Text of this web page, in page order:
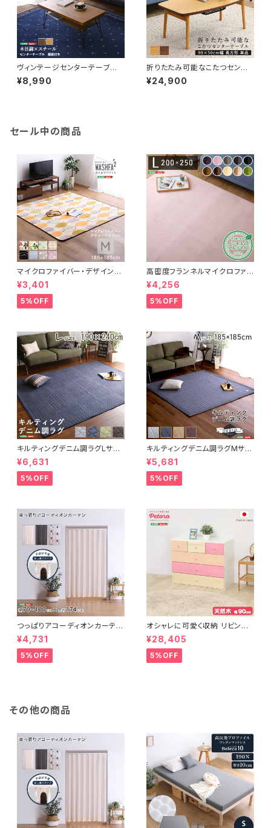
ヴィンテージセンターテーブ
ル 【loin-ロワン-】 VCE-80
¥8,990
折りたたみ可能なこたつセンタ
ーテーブル 90×50cm幅 長方
形 単品【Elma-エルマ-】 SH-
¥24,900
セール中の商品
マイクロファイバー・デザインラ
グマットMサイズ（185×185cm）
洗えるラグマット 【WASHFA2】
FRG-D2-M
¥3,401
5%OFF
高密度フランネルマイクロファイ
バー・ラグマットLサイズ（200×2
50cm）洗えるラグマット｜ナル
トレア
¥4,256
5%OFF
キルティングデニム調ラグLサイ
ズ(190x240cm)オールシーズ
ン、滑り止め付き、手洗い対応【D
erid-デリッド-】 DRG-L
¥6,631
5%OFF
キルティングデニム調ラグMサイ
ズ(185x185cm)オールシーズ
ン、滑り止め付き、手洗い対応【D
erid-デリッド-】 DRG-M
¥5,681
5%OFF
つっぱりアコーディオンカーテ
ン 100×174cm SH-16-TA
DC
¥4,731
5%OFF
オシャレに可愛く収納 リビング
用ローチェスト 4段 幅90cm
天然木（桐）日本製｜petora-
ペトラ- SH-08-PTR90
¥28,405
5%OFF
その他の商品